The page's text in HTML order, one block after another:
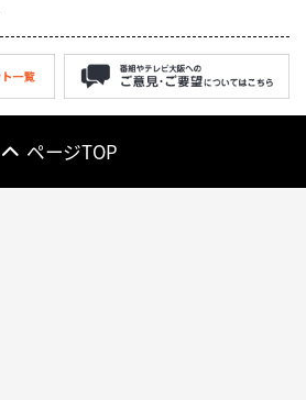
ページTOP